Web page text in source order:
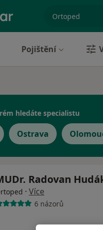
Pojištění
hledáte specialistu
Ostrava
Radovan
· Více
6 názorů